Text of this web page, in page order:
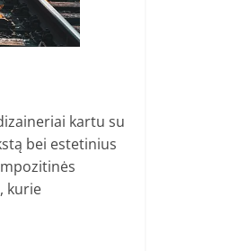
kartu su
bei estetinius
kurie